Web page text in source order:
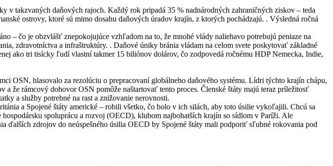
v takzvaných daňových rajoch. Každý rok pripadá 35 % nadnárodných zahraničných ziskov – teda
ostrovy, ktoré sú mimo dosahu daňových úradov krajín, z ktorých pochádzajú. . Výsledná ročná
– čo je obzvlášť znepokojujúce vzhľadom na to, že mnohé vlády naliehavo potrebujú peniaze na
zdravotníctva a infraštruktúry. . Daňové úniky bránia vládam na celom svete poskytovať základné
ako tri tisícky ľudí vlastní takmer 15 biliónov dolárov, čo zodpovedá ročnému HDP Nemecka, Indie,
OSN, hlasovalo za rezolúciu o prepracovaní globálneho daňového systému. Lídri týchto krajín chápu,
že rámcový dohovor OSN pomôže naštartovať tento proces. Členské štáty majú teraz príležitosť
a služby potrebné na rast a znižovanie nerovnosti.
a Spojené štáty americké – robili všetko, čo bolo v ich silách, aby toto úsilie vykoľajili. Chcú sa
spoluprácu a rozvoj (OECD), klubom najbohatších krajín so sídlom v Paríži. Ale
ďalších zdrojov do neúspešného úsilia OECD by Spojené štáty mali podporiť sľubné rokovania pod